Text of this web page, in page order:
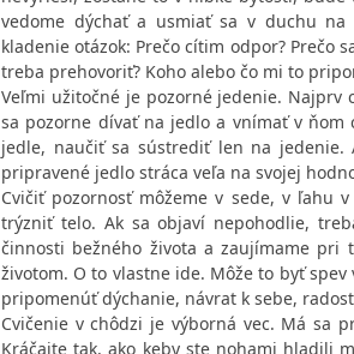
vedome dýchať a usmiať sa v duchu na
kladenie otázok: Prečo cítim odpor? Prečo
treba prehovoriť? Koho alebo čo mi to
Veľmi užitočné je pozorné jedenie. Najprv
sa pozorne dívať na jedlo a vnímať v
jedle, naučiť sa sústrediť len na
pripravené jedlo stráca veľa na svojej
Cvičiť pozornosť môžeme v sede, v ľahu
trýzniť telo. Ak sa objaví nepohodlie,
činnosti bežného života a zaujímame pri
životom. O to vlastne ide. Môže to byť
pripomenúť dýchanie, návrat k sebe,
Cvičenie v chôdzi je výborná vec. Má sa
Kráčajte tak, ako keby ste nohami hladili